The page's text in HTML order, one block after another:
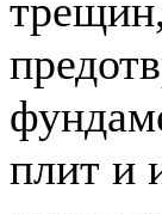
плит и